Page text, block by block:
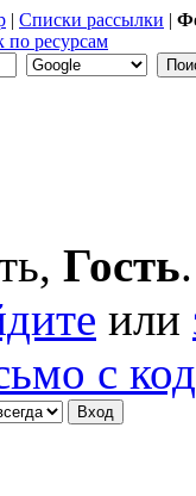
| Списки рассылки |
по ресурсам
Гость.
или
с